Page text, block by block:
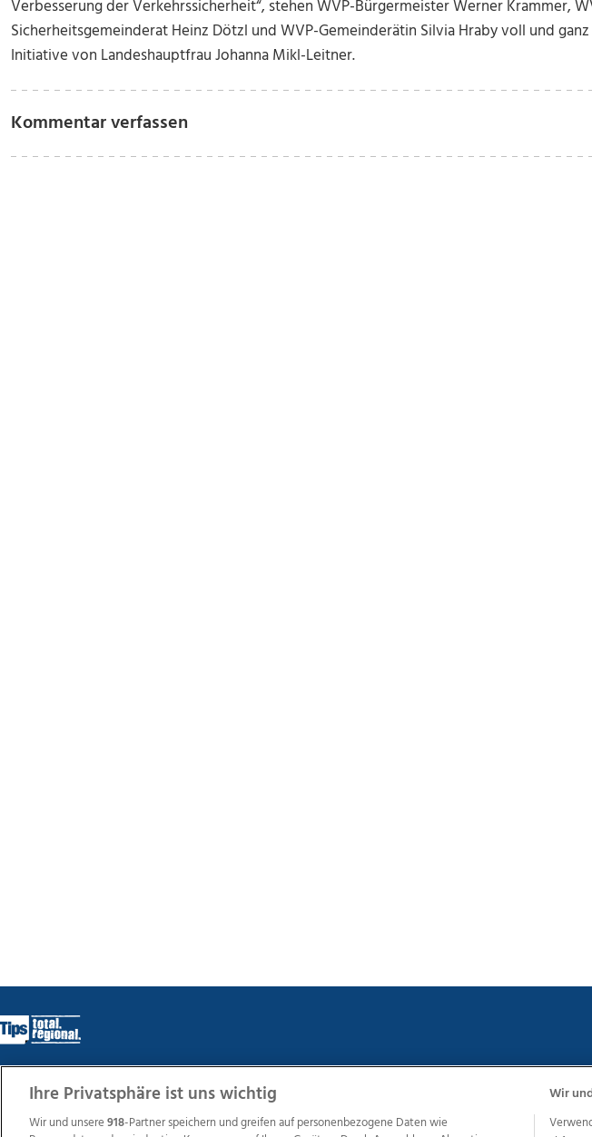
Verbesserung der Verkehrssicherheit“, stehen WVP-Bürgermeister Werner Krammer,
Sicherheitsgemeinderat Heinz Dötzl und WVP-Gemeinderätin Silvia Hraby voll und
Initiative von Landeshauptfrau Johanna Mikl-Leitner.
Kommentar verfassen
Kontakt
Ihre Privatsphäre ist uns wichtig
Wir und unsere918-Partner speichern und greifen auf personenbezogene Daten wie
Wir